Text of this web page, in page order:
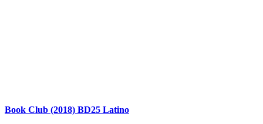
Book Club (2018) BD25 Latino